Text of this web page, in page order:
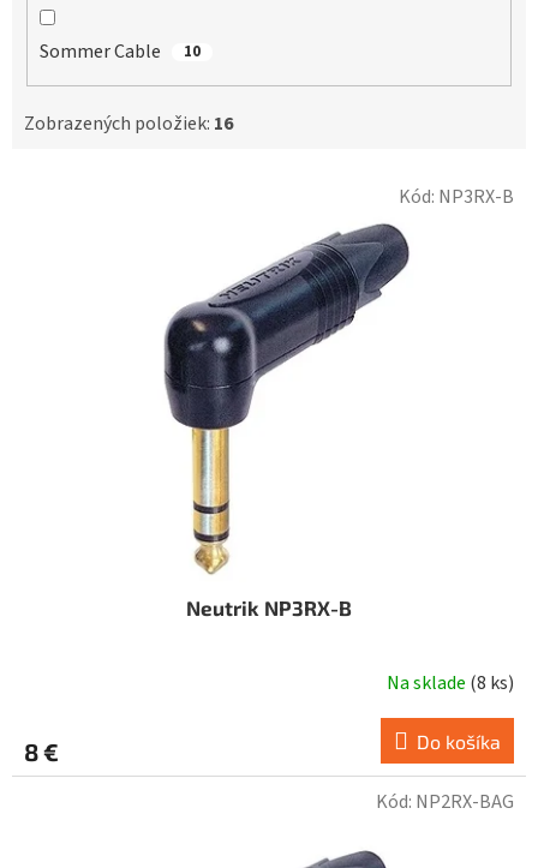
Sommer Cable 10
Zobrazených položiek: 16
Neutrik NP3RX-B
Na sklade (8 ks)
8 € Do košíka
Kód: NP3RX-B
Kód: NP2RX-BAG